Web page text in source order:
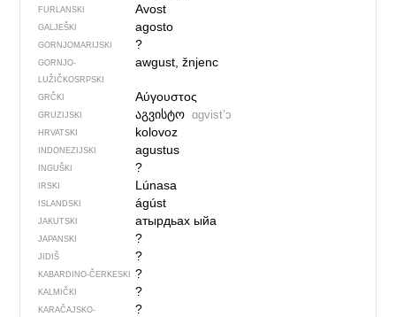
FURLANSKI Avost
GALJEŠKI agosto
GORNJOMARIJSKI ?
GORNJO­
LUŽIČKOSRPSKI
awgust, žnjenc
GRČKI Αύγουστος
GRUZIJSKI აგვისტო ɑgvistʼɔ
HRVATSKI kolovoz
INDONEZIJSKI agustus
INGUŠKI ?
IRSKI Lúnasa
ISLANDSKI ágúst
JAKUTSKI атырдьах ыйа
JAPANSKI ?
JIDIŠ ?
KABARDINO-ČERKESKI ?
KALMIČKI ?
KARAČAJSKO-
?